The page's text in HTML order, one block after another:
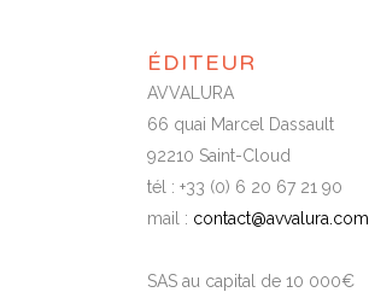
ÉDITEUR
AVVALURA
66 quai Marcel Dassault
92210 Saint-Cloud
tél : +33 (0) 6 20 67 21 90
mail : contact@avvalura.com
SAS au capital de 10 000€